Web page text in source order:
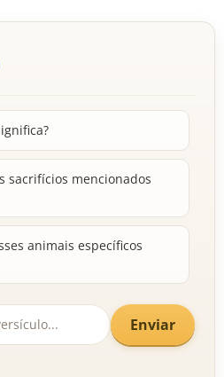
sacrifícios mencionados
animais específicos
Enviar